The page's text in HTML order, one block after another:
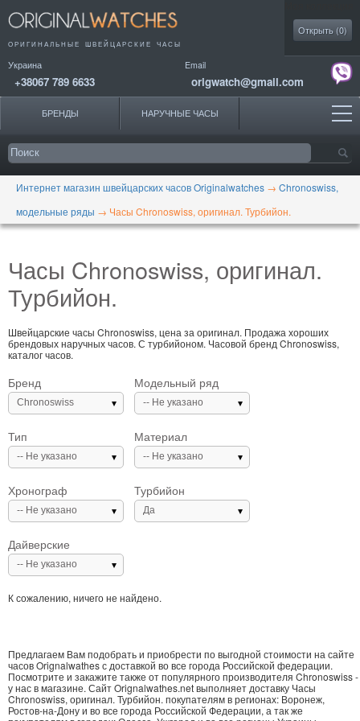
ОРИГИНАЛЬНЫЕ ШВЕЙЦАРСКИЕ ЧАСЫ
Украина
+38067 789 6633
Email
origwatch@gmail.com
Открыть (0)
БРЕНДЫ НАРУЧНЫЕ ЧАСЫ
Интернет магазин швейцарских часов Originalwatches → Chronoswiss,
модельные ряды → Часы Chronoswiss, оригинал. Турбийон.
Часы Chronoswiss, оригинал.
Турбийон.
Швейцарские часы Chronoswiss, цена за оригинал. Продажа хороших
брендовых наручных часов. С турбийоном. Часовой бренд Chronoswiss,
каталог часов.
Бренд
Chronoswiss
Модельный ряд
-- Не указано
Тип
-- Не указано
Материал
-- Не указано
Хронограф
-- Не указано
Турбийон
Да
Дайверские
-- Не указано
К сожалению, ничего не найдено.
Предлагаем Вам подобрать и приобрести по выгодной стоимости на сайте
часов Orignalwathes с доставкой во все города Российской федерации.
Посмотрите и закажите также от популярного производителя Chronoswiss -
у нас в магазине. Сайт Orignalwathes.net выполняет доставку Часы
Chronoswiss, оригинал. Турбийон. покупателям в регионах: Воронеж,
Ростов-на-Дону и во все города Российской Федерации, а так же